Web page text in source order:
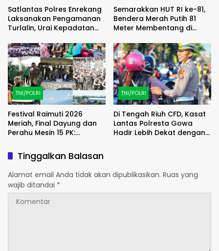
Satlantas Polres Enrekang
Laksanakan Pengamanan
Turlalin, Urai Kepadatan
Enrekang
Semarakkan HUT RI ke-81,
Bendera Merah Putih 81
Meter Membentang di
TNI/POLRI
Festival Raimuti 2026
Meriah, Final Dayung dan
Perahu Mesin 15 PK:
Kebersamaan
TNI/POLRI
Di Tengah Riuh CFD, Kasat
Lantas Polresta Gowa
Hadir Lebih Dekat dengan
Tinggalkan Balasan
Alamat email Anda tidak akan dipublikasikan. Ruas yang
wajib ditandai *